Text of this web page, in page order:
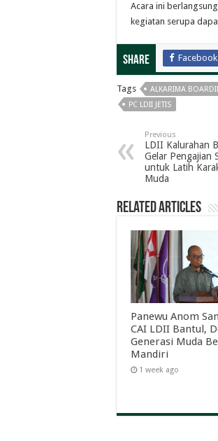
Acara ini
kegiatan serupa
Share Facebook
Tags ALKARIMA
PC LDII JETIS
Previous
LDII Kalurahan
Gelar Pengajian
untuk Latih
Muda
Related Articles
Panewu Anom
CAI LDII Bantul,
Generasi Muda
Mandiri
1 week ago